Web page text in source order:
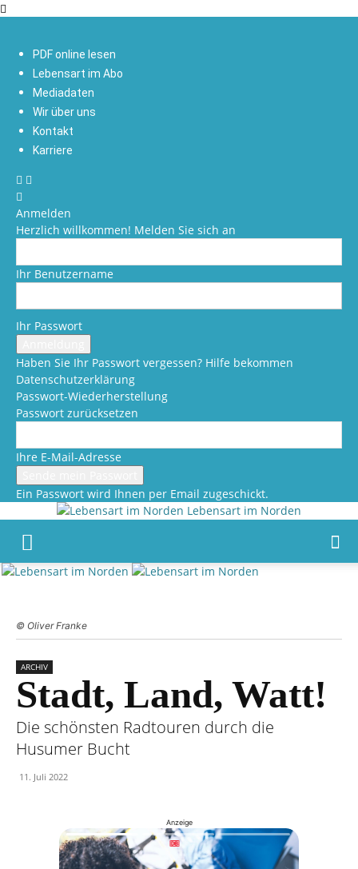
PDF online lesen
Lebensart im Abo
Mediadaten
Wir über uns
Kontakt
Karriere
Anmelden
Herzlich willkommen! Melden Sie sich an
Ihr Benutzername
Ihr Passwort
Haben Sie Ihr Passwort vergessen? Hilfe bekommen
Datenschutzerklärung
Passwort-Wiederherstellung
Passwort zurücksetzen
Ihre E-Mail-Adresse
Ein Passwort wird Ihnen per Email zugeschickt.
Lebensart im Norden
© Oliver Franke
ARCHIV
Stadt, Land, Watt!
Die schönsten Radtouren durch die
Husumer Bucht
11. Juli 2022
Anzeige